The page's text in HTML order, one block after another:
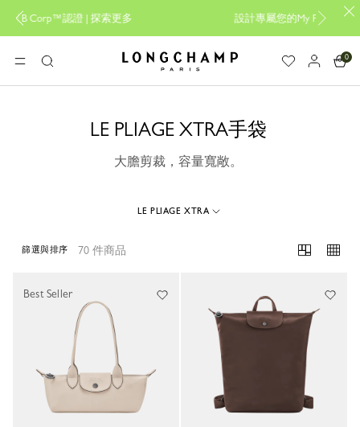
更多 設計專屬您的My Pliage， 線上限定 |立即創作
選單
搜
尋
Longchamp - 主頁
0
LE PLIAGE XTRA手袋
大膽剪裁，容量寬敞。
LE PLIAGE XTRA
70 件商品
篩選與排序
Best Seller